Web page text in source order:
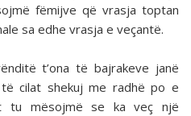
fëmijve që vrasja toptan
sa edhe vrasja e veçantë.
t’ona të bajrakeve janë
cilat shekuj me radhë po e
tu mësojmë se ka veç një